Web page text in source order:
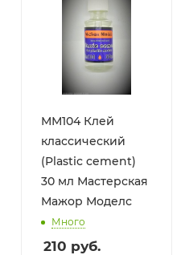
ММ104 Клей
классический
(Plastic cement)
30 мл Мастерская
Мажор Моделс
Много
210 руб.